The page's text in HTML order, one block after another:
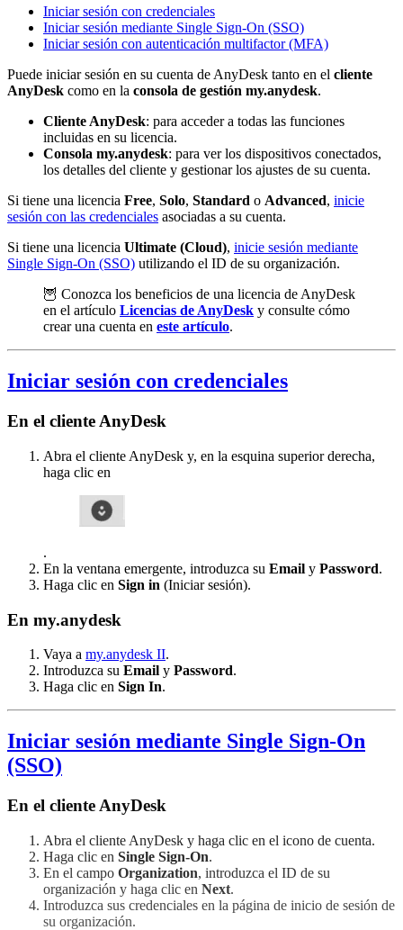
Iniciar sesión con credenciales
Iniciar sesión mediante Single Sign-On (SSO)
Iniciar sesión con autenticación multifactor (MFA)
Puede iniciar sesión en su cuenta de AnyDesk tanto en el cliente
AnyDesk como en la consola de gestión my.anydesk.
Cliente AnyDesk: para acceder a todas las funciones
incluidas en su licencia.
Consola my.anydesk: para ver los dispositivos conectados,
los detalles del cliente y gestionar los ajustes de su cuenta.
Si tiene una licencia Free, Solo, Standard o Advanced, inicie
sesión con las credenciales asociadas a su cuenta.
Si tiene una licencia Ultimate (Cloud), inicie sesión mediante
Single Sign-On (SSO) utilizando el ID de su organización.
🦉 Conozca los beneficios de una licencia de AnyDesk
en el artículo Licencias de AnyDesk y consulte cómo
crear una cuenta en este artículo.
Iniciar sesión con credenciales
En el cliente AnyDesk
Abra el cliente AnyDesk y, en la esquina superior derecha,
haga clic en
.
En la ventana emergente, introduzca su Email y Password.
Haga clic en Sign in (Iniciar sesión).
En my.anydesk
Vaya a my.anydesk II.
Introduzca su Email y Password.
Haga clic en Sign In.
Iniciar sesión mediante Single Sign-On
(SSO)
En el cliente AnyDesk
Abra el cliente AnyDesk y haga clic en el icono de cuenta.
Haga clic en Single Sign-On.
En el campo Organization, introduzca el ID de su
organización y haga clic en Next.
Introduzca sus credenciales en la página de inicio de sesión de
su organización.